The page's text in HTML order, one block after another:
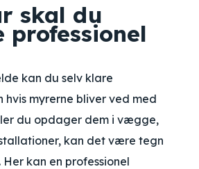
skal du
professionel
kan du selv klare
hvis myrerne bliver ved med
du opdager dem i vægge,
kan det være tegn
kan en professionel